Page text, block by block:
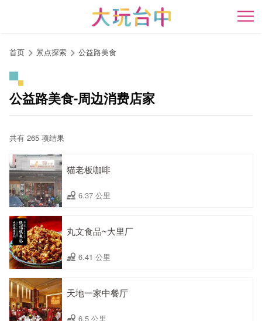
开
首页 景点探索 公益路美食
公益路美食-周边消费店家
共有 265 项结果
猫老板咖啡
6.37 公里
丸文食品~大里厂
6.41 公里
天地一家中餐厅
6.5 公里